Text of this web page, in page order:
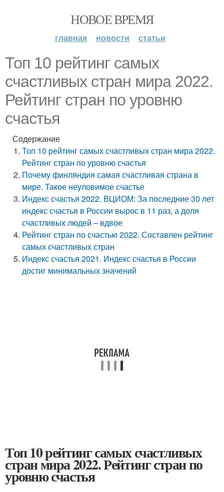
НОВОЕ ВРЕМЯ
главная новости статьи
Топ 10 рейтинг самых
счастливых стран мира 2022.
Рейтинг стран по уровню
счастья
Содержание
Топ 10 рейтинг самых счастливых стран мира 2022.
Рейтинг стран по уровню счастья
Почему финляндия самая счастливая страна в
мире. Такое неуловимое счастье
Индекс счастья 2022. ВЦИОМ: За последние 30 лет
индекс счастья в России вырос в 11 раз, а доля
счастливых людей – вдвое
Рейтинг стран по счастью 2022. Составлен рейтинг
самых счастливых стран
Индекс счастья 2021. Индекс счастья в России
достиг минимальных значений
Топ 10 рейтинг самых счастливых
стран мира 2022. Рейтинг стран по
уровню счастья